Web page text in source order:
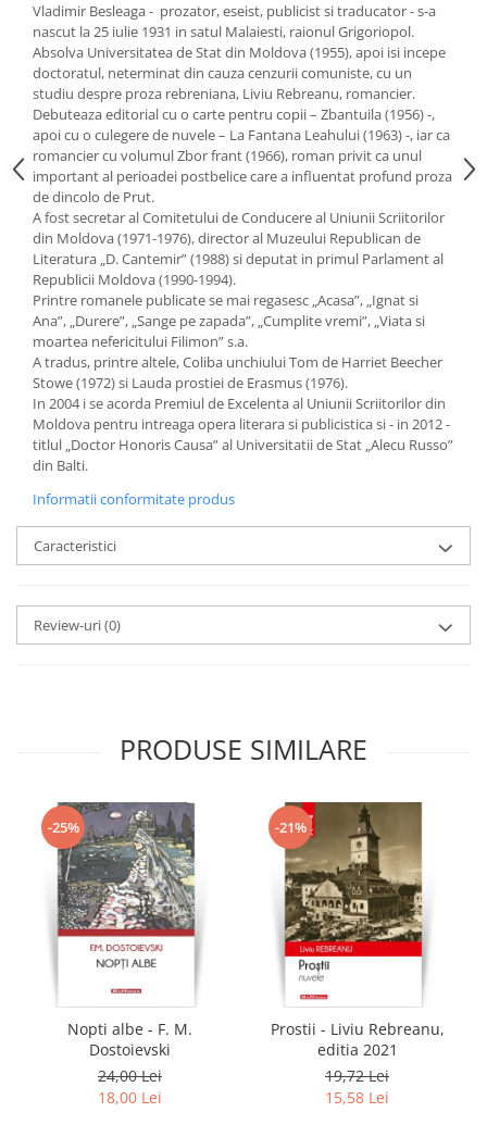
Vladimir Besleaga - prozator, eseist, publicist si traducator - s-a
nascut la 25 iulie 1931 in satul Malaiesti, raionul Grigoriopol.
Absolva Universitatea de Stat din Moldova (1955), apoi isi incepe
doctoratul, neterminat din cauza cenzurii comuniste, cu un
studiu despre proza rebreniana, Liviu Rebreanu, romancier.
Debuteaza editorial cu o carte pentru copii – Zbantuila (1956) -,
apoi cu o culegere de nuvele – La Fantana Leahului (1963) -, iar ca
romancier cu volumul Zbor frant (1966), roman privit ca unul
important al perioadei postbelice care a influentat profund proza
de dincolo de Prut.
A fost secretar al Comitetului de Conducere al Uniunii Scriitorilor
din Moldova (1971-1976), director al Muzeului Republican de
Literatura „D. Cantemir” (1988) si deputat in primul Parlament al
Republicii Moldova (1990-1994).
Printre romanele publicate se mai regasesc „Acasa”, „Ignat si
Ana”, „Durere”, „Sange pe zapada”, „Cumplite vremi”, „Viata si
moartea nefericitului Filimon” s.a.
A tradus, printre altele, Coliba unchiului Tom de Harriet Beecher
Stowe (1972) si Lauda prostiei de Erasmus (1976).
In 2004 i se acorda Premiul de Excelenta al Uniunii Scriitorilor din
Moldova pentru intreaga opera literara si publicistica si - in 2012 -
titlul „Doctor Honoris Causa” al Universitatii de Stat „Alecu Russo”
din Balti.
Informatii conformitate produs
Caracteristici
Review-uri(0)
PRODUSE SIMILARE
-25%
Nopti albe - F. M.
Dostoievski
24,00 Lei
18,00 Lei
-21%
Prostii - Liviu Rebreanu,
editia 2021
19,72 Lei
15,58 Lei